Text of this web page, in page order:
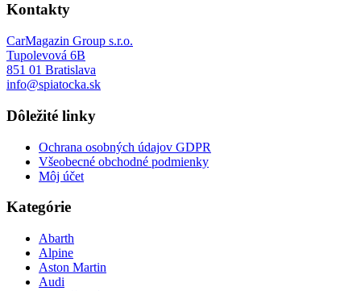
Kontakty
CarMagazin Group s.r.o.
Tupolevová 6B
851 01 Bratislava
info@spiatocka.sk
Dôležité linky
Ochrana osobných údajov GDPR
Všeobecné obchodné podmienky
Môj účet
Kategórie
Abarth
Alpine
Aston Martin
Audi